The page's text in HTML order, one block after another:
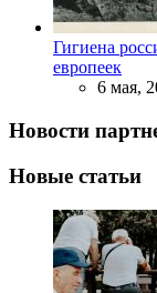
Гигиена
европеек
6 мая,
Новости
Новые статьи